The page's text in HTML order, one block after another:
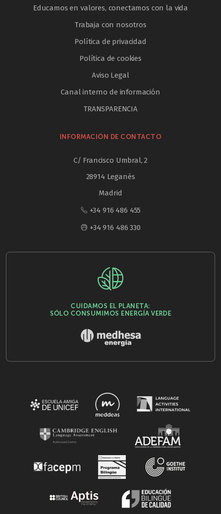
Educamos en valores, conectamos con la vida
Trabaja con nosotros
Política de privacidad
Política de cookies
Aviso Legal
Canal interno de información
TRANSPARENCIA
INFORMACIÓN DE CONTACTO
C/ Francisco Umbral, 2
28914 Leganés
Madrid
+34 916 486 455
+34 916 486 330
CUIDAMOS EL PLANETA:
SÓLO CONSUMIMOS ENERGÍA VERDE